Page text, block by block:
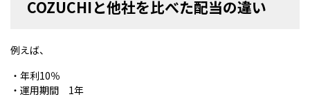
COZUCHIと他社を比べた配当の違い
例えば、
・年利10％
・運用期間 1年